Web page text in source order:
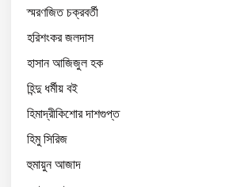
স্মরণজিত চক্রবর্তী
হরিশংকর জলদাস
হাসান আজিজুল হক
হিন্দু ধর্মীয় বই
হিমাদ্রীকিশোর দাশগুপ্ত
হিমু সিরিজ
হুমায়ুন আজাদ